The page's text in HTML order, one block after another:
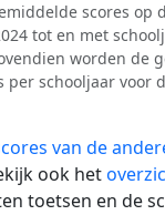
scores op
tot en met
worden de
per schooljaar voor
van de
ook het
toetsen en de